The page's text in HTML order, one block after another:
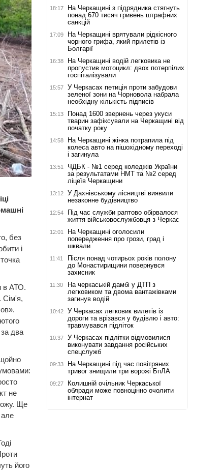
без
і
в АТО.
Сім'я,
за два
не
Ще
його
18:17
На Черкащині з підрядника стягнуть
понад 670 тисяч гривень штрафних
санкцій
17:09
На Черкащині врятували рідкісного
чорного грифа, який прилетів із
Болгарії
16:38
На Черкащині водій легковика не
пропустив мотоцикл: двох потерпілих
госпіталізували
15:57
У Черкасах петиція проти забудови
зеленої зони на Чорновола набрала
необхідну кількість підписів
15:13
Понад 1600 звернень через укуси
тварин зафіксували на Черкащині від
початку року
14:58
На Черкащині жінка потрапила під
колеса авто на пішохідному переході
і загинула
13:51
ЧДБК - №1 серед коледжів України
за результатами НМТ та №2 серед
ліцеїв Черкащини
13:12
У Дахнівському лісництві виявили
незаконне будівництво
12:54
Під час служби раптово обірвалося
життя військовослужбовця з Черкас
12:01
На Черкащині оголосили
попередження про грози, град і
шквали
11:41
Після понад чотирьох років полону
до Монастирищини повернувся
захисник
11:30
На черкаській дамбі у ДТП з
легковиком та двома вантажівками
загинув водій
10:42
У Черкасах легковик вилетів із
дороги та врізався у будівлю і авто:
травмувався підліток
10:37
У Черкасах підлітки відмовилися
виконувати завдання російських
спецслужб
09:33
На Черкащині під час повітряних
тривог знищили три ворожі БпЛА
09:27
Колишній очільник Черкаської
облради може повноцінно очолити
інтернат